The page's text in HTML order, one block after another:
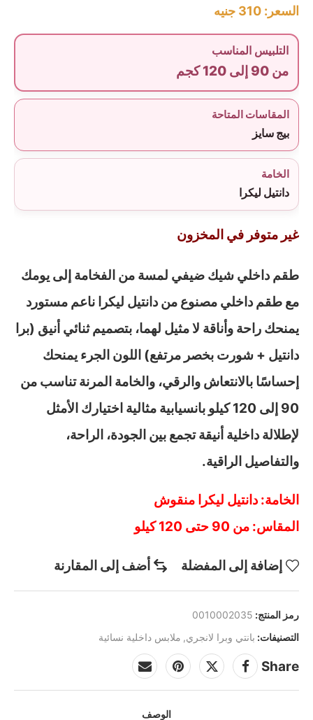
السعر: 310 جنيه
التلبيس المناسب
من 90 إلى 120 كجم
المقاسات المتاحة
بيج سايز
الخامة
دانتيل ليكرا
غير متوفر في المخزون
طقم داخلي شيك ضيفي لمسة من الفخامة إلى يومك
مع طقم داخلي مصنوع من دانتيل ليكرا ناعم مستورد
يمنحك راحة وأناقة لا مثيل لهما، بتصميم ثنائي أنيق (برا
دانتيل + شورت بخصر مرتفع) اللون الجرء يمنحك
إحساسًا بالانتعاش والرقي، والخامة المرنة تناسب من
90 إلى 120 كيلو بانسيابية مثالية اختيارك الأمثل
لإطلالة داخلية أنيقة تجمع بين الجودة، الراحة،
والتفاصيل الراقية.
الخامة:دانتيل ليكرا منقوش
المقاس: من 90 حتى 120 كيلو
إضافة إلى المفضلة أضف إلى المقارنة
رمز المنتج: 0010002035
التصنيفات: بانتي وبرا لانجري, ملابس داخلية نسائية
Share
الوصف